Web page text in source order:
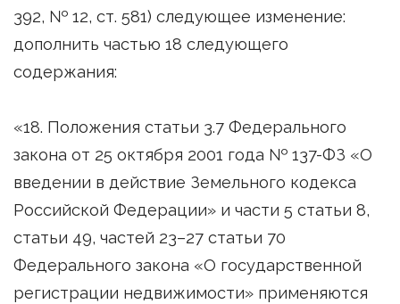
392, № 12, ст. 581) следующее изменение:
дополнить частью 18 следующего
содержания:
«18. Положения статьи 3.7 Федерального
закона от 25 октября 2001 года № 137-ФЗ «О
введении в действие Земельного кодекса
Российской Федерации» и части 5 статьи 8,
статьи 49, частей 23–27 статьи 70
Федерального закона «О государственной
регистрации недвижимости» применяются